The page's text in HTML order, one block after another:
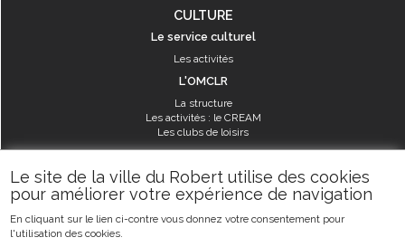
Le site de la ville du Robert utilise des cookies
pour améliorer votre expérience de navigation
En cliquant sur le lien ci-contre vous donnez votre consentement pour
l'utilisation des cookies.
CULTURE
Le service culturel
Les activités
L'OMCLR
La structure
Les activités : le CREAM
Les clubs de loisirs
SPORT
Les équipements sportifs
Les aménagements municipaux
Les activités